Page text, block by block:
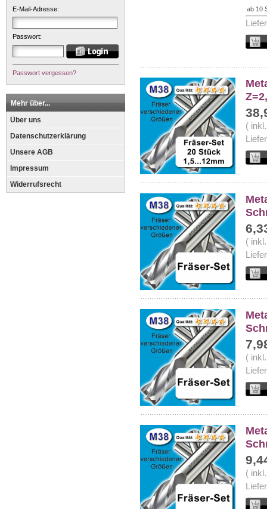
E-Mail-Adresse:
Passwort:
Passwort vergessen?
Mehr über...
Über uns
Datenschutzerklärung
Unsere AGB
Impressum
Widerrufsrecht
ab 10
(
(
(
(